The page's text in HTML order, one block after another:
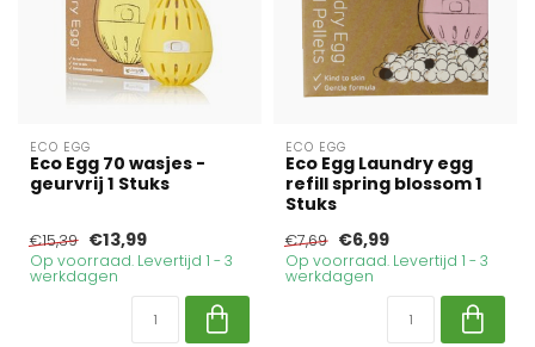
ECO EGG
Eco Egg 70 wasjes -
geurvrij 1 Stuks
€15,39 €13,99
Op voorraad. Levertijd 1 - 3
werkdagen
ECO EGG
Eco Egg Laundry egg
refill spring blossom 1
Stuks
€7,69 €6,99
Op voorraad. Levertijd 1 - 3
werkdagen